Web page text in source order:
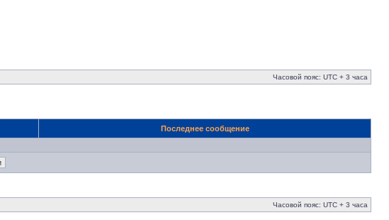
Часовой пояс: UTC + 3 часа
Последнее сообщение
Часовой пояс: UTC + 3 часа